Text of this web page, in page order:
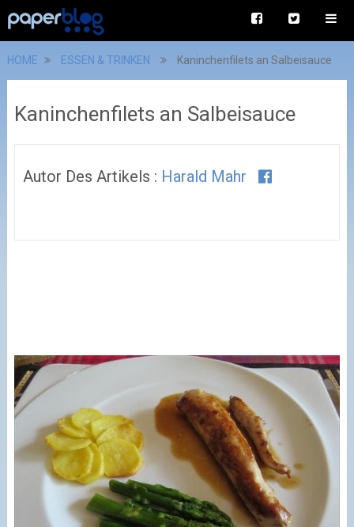
HOME ESSEN & TRINKEN Kaninchenfilets an Salbeisauce
Kaninchenfilets an Salbeisauce
Autor Des Artikels : Harald Mahr